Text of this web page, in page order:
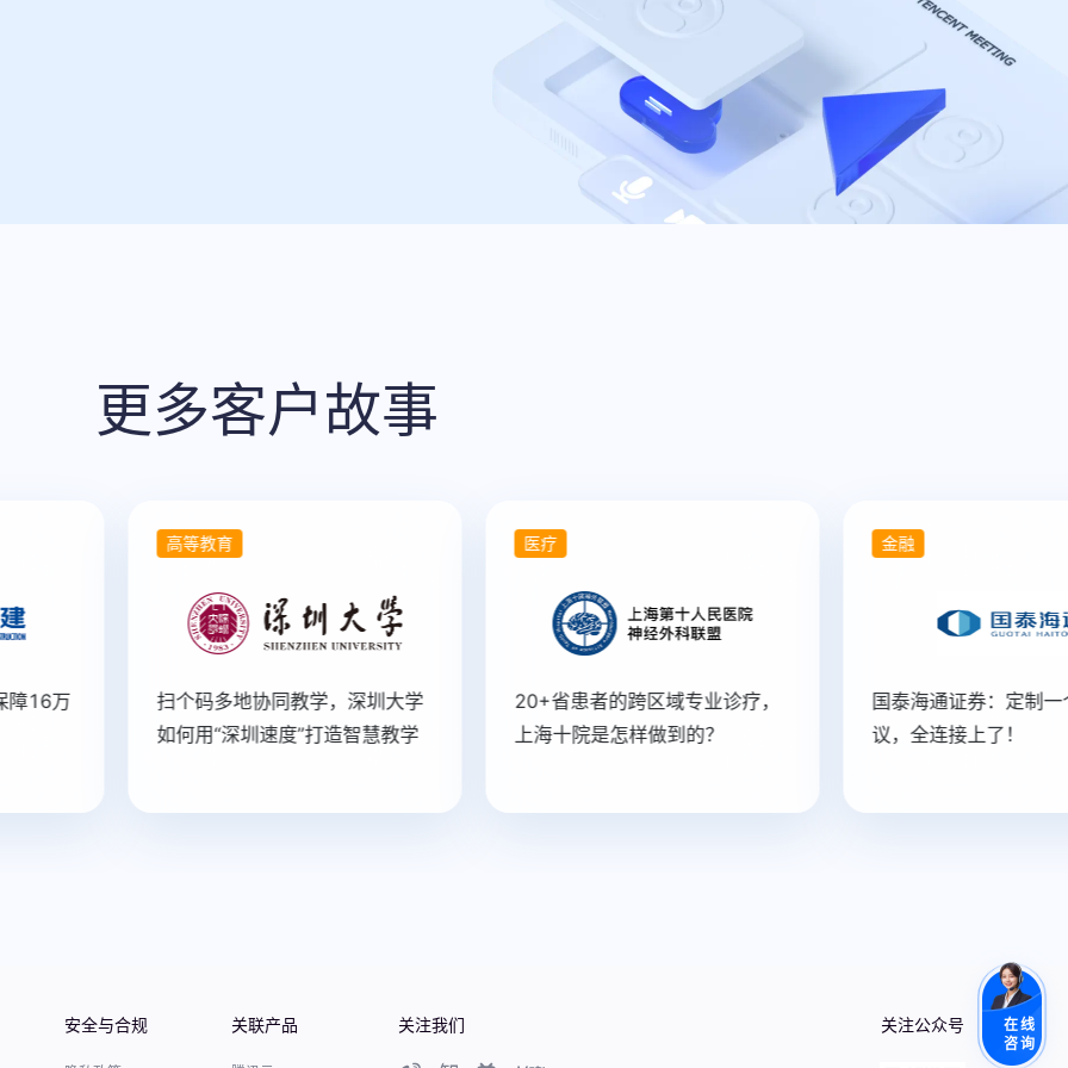
在线
咨询
更多客户故事
16万
高等教育
扫个码多地协同教学，深圳大学
如何用“深圳速度”打造智慧教学
医疗
20+省患者的跨区域专业诊疗，
上海十院是怎样做到的？
金融
国泰海通证券：定制一
议，全连接上了！
安全与合规 关联产品 关注我们 关注公众号